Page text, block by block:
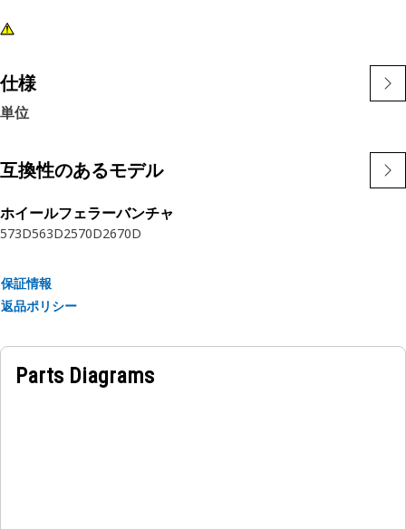
仕様
単位
互換性のあるモデル
ホイールフェラーバンチャ
573D563D2570D2670D
保証情報
返品ポリシー
Parts Diagrams